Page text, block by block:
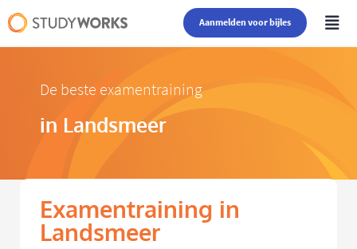
Aanmelden voor bijles
De beste examentraining
in Landsmeer
Examentraining in
Landsmeer